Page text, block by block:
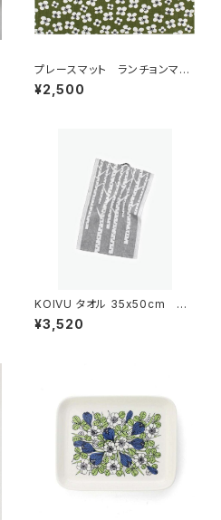
プレースマット ランチョンマッ
ト 「ベラミ」 / アルメダール
ス/ALMEDAHLS
¥2,500
KOIVU タオル 35x50cm
／ LAPUAN KANKURIT（ラ
プアン カンクリ）
¥3,520